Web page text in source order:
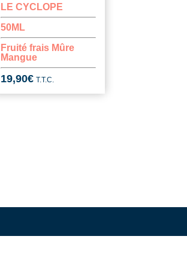
LE CYCLOPE
50ML
Fruité frais Mûre
Mangue
19,90€ T.T.C.